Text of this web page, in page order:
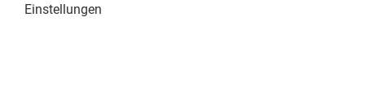
Einstellungen